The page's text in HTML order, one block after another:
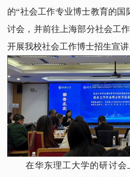
的“社会工作专业博士教育的国
讨会，并前往上海部分社会工
开展我校社会工作博士招生宣讲
在华东理工大学的研讨会